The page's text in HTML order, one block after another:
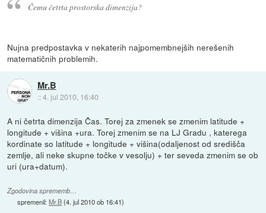
Čemu četrta prostorska dimenzija?
Nujna predpostavka v nekaterih najpomembnejših nerešenih
matematičnih problemih.
Mr.B
::4. jul 2010, 16:40
A ni četrta dimenzija Čas. Torej za zmenek se zmenim latitude +
longitude + višina +ura. Torej zmenim se na LJ Gradu , katerega
kordinate so latitude + longitude + višina(odaljenost od središča
zemlje, ali neke skupne točke v vesolju) + ter seveda zmenim se ob
uri (ura+datum).
Zgodovina sprememb…
spremenil:Mr.B(4. jul 2010 ob 16:41)